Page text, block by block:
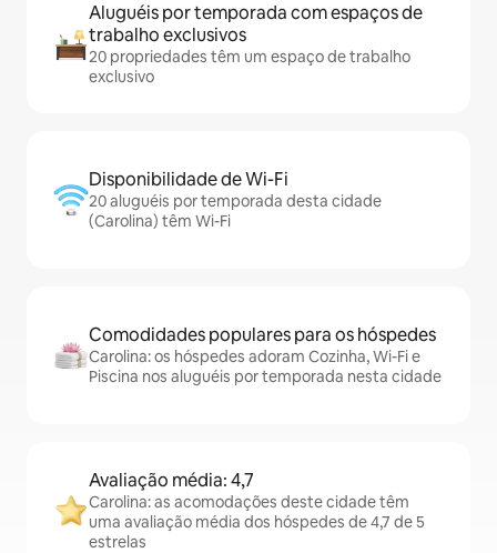
Aluguéis por temporada com espaços de
trabalho exclusivos
20 propriedades têm um espaço de trabalho
exclusivo
Disponibilidade de Wi-Fi
20 aluguéis por temporada desta cidade
(Carolina) têm Wi-Fi
Comodidades populares para os hóspedes
Carolina: os hóspedes adoram Cozinha, Wi-Fi e
Piscina nos aluguéis por temporada nesta cidade
Avaliação média: 4,7
Carolina: as acomodações deste cidade têm
uma avaliação média dos hóspedes de 4,7 de 5
estrelas